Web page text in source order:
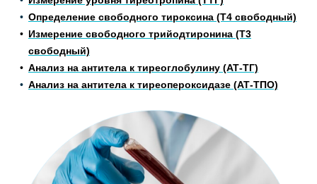
Определение свободного тироксина (Т4 свободный)
Измерение свободного трийодтиронина (Т3
свободный)
Анализ на антитела к тиреоглобулину (АТ-ТГ)
Анализ на антитела к тиреопероксидазе (АТ-ТПО)